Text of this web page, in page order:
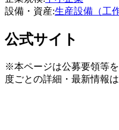
設備・資産:生産設備（工
公式サイト
※本ページは公募要領等
度ごとの詳細・最新情報